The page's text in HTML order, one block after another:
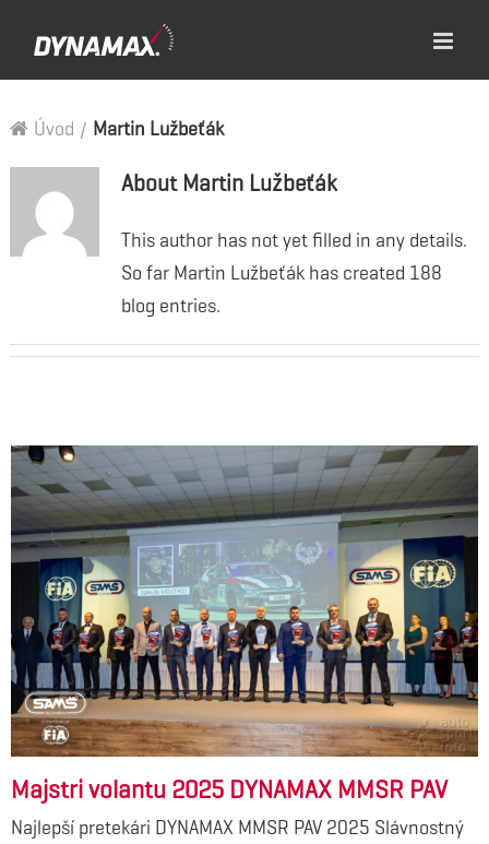
Úvod / Martin Lužbeťák
About Martin Lužbeťák
This author has not yet filled in any details.
So far Martin Lužbeťák has created 188
blog entries.
Majstri volantu 2025 DYNAMAX MMSR PAV
Najlepší pretekári DYNAMAX MMSR PAV 2025 Slávnostný